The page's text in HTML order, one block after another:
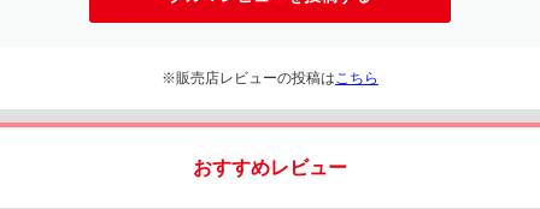
※販売店レビューの投稿は こちら
おすすめレビュー